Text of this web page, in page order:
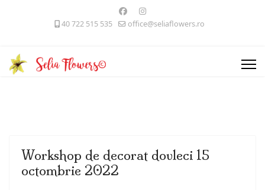
40 722 515 535 office@seliaflowers.ro
Workshop de decorat dovleci 15
octombrie 2022